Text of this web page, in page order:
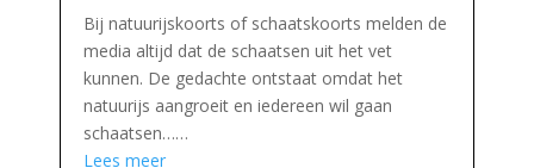
Bij natuurijskoorts of schaatskoorts melden de
media altijd dat de schaatsen uit het vet
kunnen. De gedachte ontstaat omdat het
natuurijs aangroeit en iedereen wil gaan
schaatsen……
Lees meer